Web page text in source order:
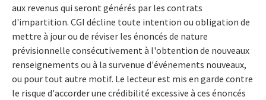
aux revenus qui seront générés par les contrats
d'impartition. CGI décline toute intention ou obligation de
mettre à jour ou de réviser les énoncés de nature
prévisionnelle consécutivement à l'obtention de nouveaux
renseignements ou à la survenue d'événements nouveaux,
ou pour tout autre motif. Le lecteur est mis en garde contre
le risque d'accorder une crédibilité excessive à ces énoncés